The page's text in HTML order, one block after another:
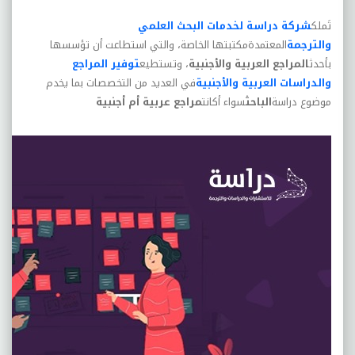
تَملكشركة دراسة لخدمات البحث العلمي
والترجمةالمعتمدةمكتبتها الخاصة، والتي استطاعت أن تؤسسها
بأحدثالمراجع العربية والأجنبية، وتستطيعتوفير المراجع
والدراسات العربية والأجنبيةفي العديد من التخصصات بما يخدم
موضوع دراسةالباحثسواء أكانتمراجع عربية أم أجنبية